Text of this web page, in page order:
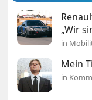
„Wir
in
Mein
in